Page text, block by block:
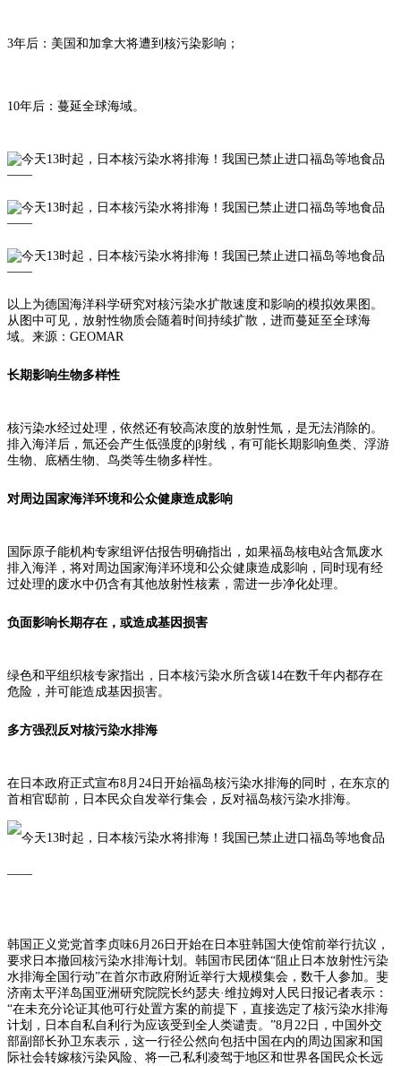
3年后：美国和加拿大将遭到核污染影响；
10年后：蔓延全球海域。
以上为德国海洋科学研究对核污染水扩散速度和影响的模拟效果图。
从图中可见，放射性物质会随着时间持续扩散，进而蔓延至全球海
域。来源：GEOMAR
长期影响生物多样性
核污染水经过处理，依然还有较高浓度的放射性氚，是无法消除的。
排入海洋后，氚还会产生低强度的β射线，有可能长期影响鱼类、浮游
生物、底栖生物、鸟类等生物多样性。
对周边国家海洋环境和公众健康造成影响
国际原子能机构专家组评估报告明确指出，如果福岛核电站含氚废水
排入海洋，将对周边国家海洋环境和公众健康造成影响，同时现有经
过处理的废水中仍含有其他放射性核素，需进一步净化处理。
负面影响长期存在，或造成基因损害
绿色和平组织核专家指出，日本核污染水所含碳14在数千年内都存在
危险，并可能造成基因损害。
多方强烈反对核污染水排海
在日本政府正式宣布8月24日开始福岛核污染水排海的同时，在东京的
首相官邸前，日本民众自发举行集会，反对福岛核污染水排海。
韩国正义党党首李贞味6月26日开始在日本驻韩国大使馆前举行抗议，
要求日本撤回核污染水排海计划。韩国市民团体“阻止日本放射性污染
水排海全国行动”在首尔市政府附近举行大规模集会，数千人参加。斐
济南太平洋岛国亚洲研究院院长约瑟夫·维拉姆对人民日报记者表示：
“在未充分论证其他可行处置方案的前提下，直接选定了核污染水排海
计划，日本自私自利行为应该受到全人类谴责。”8月22日，中国外交
部副部长孙卫东表示，这一行径公然向包括中国在内的周边国家和国
际社会转嫁核污染风险、将一己私利凌驾于地区和世界各国民众长远